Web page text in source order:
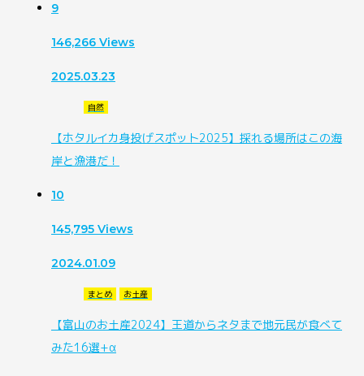
9
146,266 Views
2025.03.23
自然
【ホタルイカ身投げスポット2025】採れる場所はこの海
岸と漁港だ！
10
145,795 Views
2024.01.09
まとめ お土産
【富山のお土産2024】王道からネタまで地元民が食べて
みた16選+α